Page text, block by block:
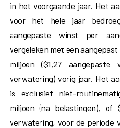
in het voorgaande jaar. Het
voor het hele jaar
aangepaste winst per
vergeleken met een
miljoen ($1,27
verwatering) vorig jaar. Het
is exclusief niet-
miljoen (na belastingen),
verwatering, voor de periode